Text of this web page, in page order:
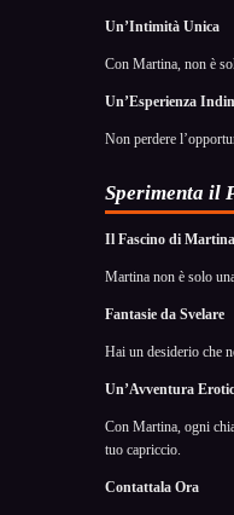
Un’Intimità Unica
Con Martina, non è
Un’Esperienza
Non perdere
Sperimenta il
Il Fascino di Martina
Martina non è solo
Fantasie da Svelare
Hai un desiderio che
Un’Avventura
Con Martina, ogni
tuo capriccio.
Contattala Ora